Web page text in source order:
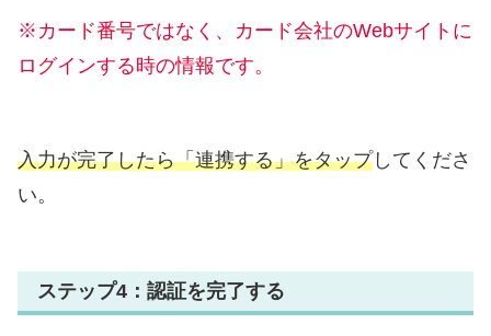
※カード番号ではなく、カード会社のWebサイトに
ログインする時の情報です。
入力が完了したら「連携する」をタップしてくださ
い。
ステップ4：認証を完了する